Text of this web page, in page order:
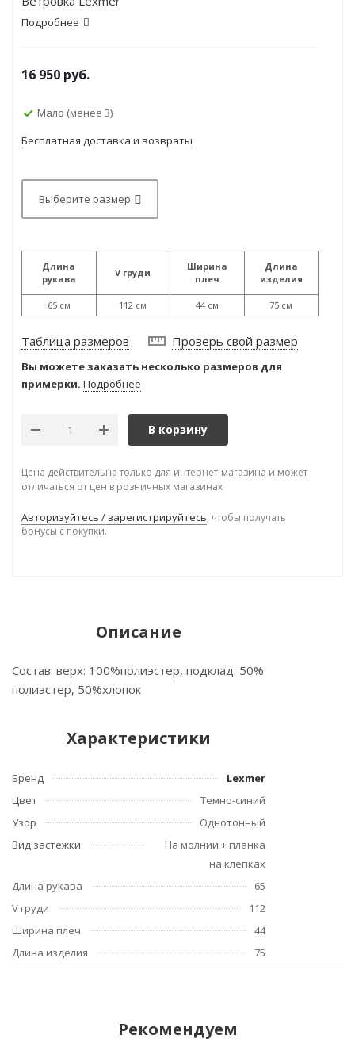
Подробнее
16 950 руб.
Мало (менее 3)
Бесплатная доставка и возвраты
Выберите размер
Длина
рукава
65 см
V груди
112 см
Ширина
плеч
44 см
Длина
изделия
75 см
Таблица размеров Проверь свой размер
Вы можете заказать несколько размеров для
примерки. Подробнее
В корзину
Цена действительна только для интернет-магазина и может
отличаться от цен в розничных магазинах
Авторизуйтесь / зарегистрируйтесь, чтобы получать
бонусы с покупки.
Описание
Состав: верх: 100%полиэстер, подклад: 50%
полиэстер, 50%хлопок
Характеристики
Бренд
Lexmer
Цвет
Темно-синий
Узор
Однотонный
Вид застежки
На молнии + планка
на клепках
Длина рукава
65
V груди
112
Ширина плеч
44
Длина изделия
75
Рекомендуем